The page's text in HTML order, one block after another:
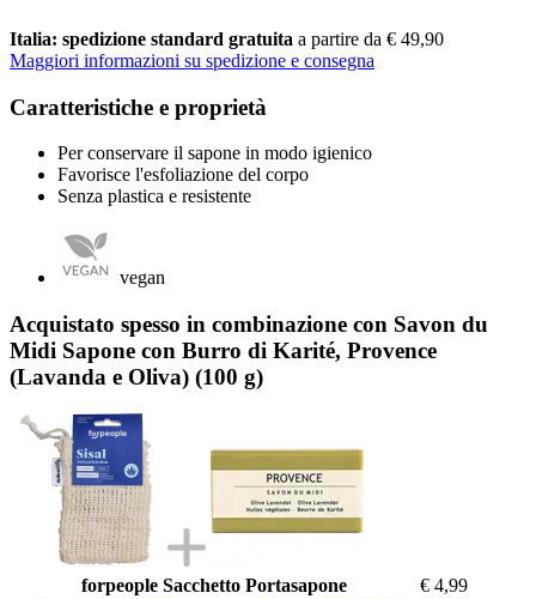
Italia: spedizione standard gratuita a partire da € 49,90
Maggiori informazioni su spedizione e consegna
Caratteristiche e proprietà
Per conservare il sapone in modo igienico
Favorisce l'esfoliazione del corpo
Senza plastica e resistente
vegan
Acquistato spesso in combinazione con Savon du
Midi Sapone con Burro di Karité, Provence
(Lavanda e Oliva) (100 g)
forpeople Sacchetto Portasapone
€ 4,99